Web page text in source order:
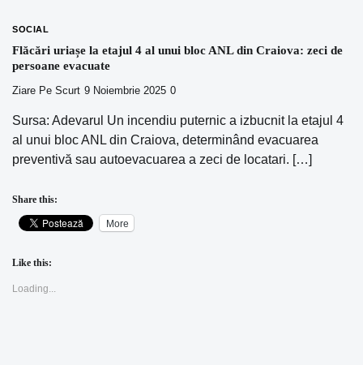
SOCIAL
Flăcări uriașe la etajul 4 al unui bloc ANL din Craiova: zeci de
persoane evacuate
Ziare Pe Scurt 9 Noiembrie 2025 0
Sursa: Adevarul Un incendiu puternic a izbucnit la etajul 4
al unui bloc ANL din Craiova, determinând evacuarea
preventivă sau autoevacuarea a zeci de locatari. […]
Share this:
More
Like this:
Loading...